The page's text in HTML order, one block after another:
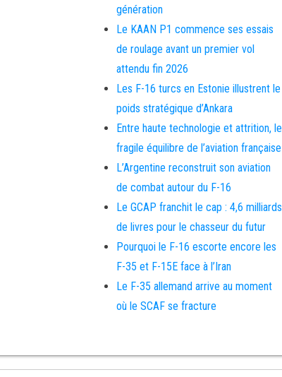
génération
Le KAAN P1 commence ses essais
de roulage avant un premier vol
attendu fin 2026
Les F-16 turcs en Estonie illustrent le
poids stratégique d’Ankara
Entre haute technologie et attrition, le
fragile équilibre de l’aviation française
L’Argentine reconstruit son aviation
de combat autour du F-16
Le GCAP franchit le cap : 4,6 milliards
de livres pour le chasseur du futur
Pourquoi le F-16 escorte encore les
F-35 et F-15E face à l’Iran
Le F-35 allemand arrive au moment
où le SCAF se fracture